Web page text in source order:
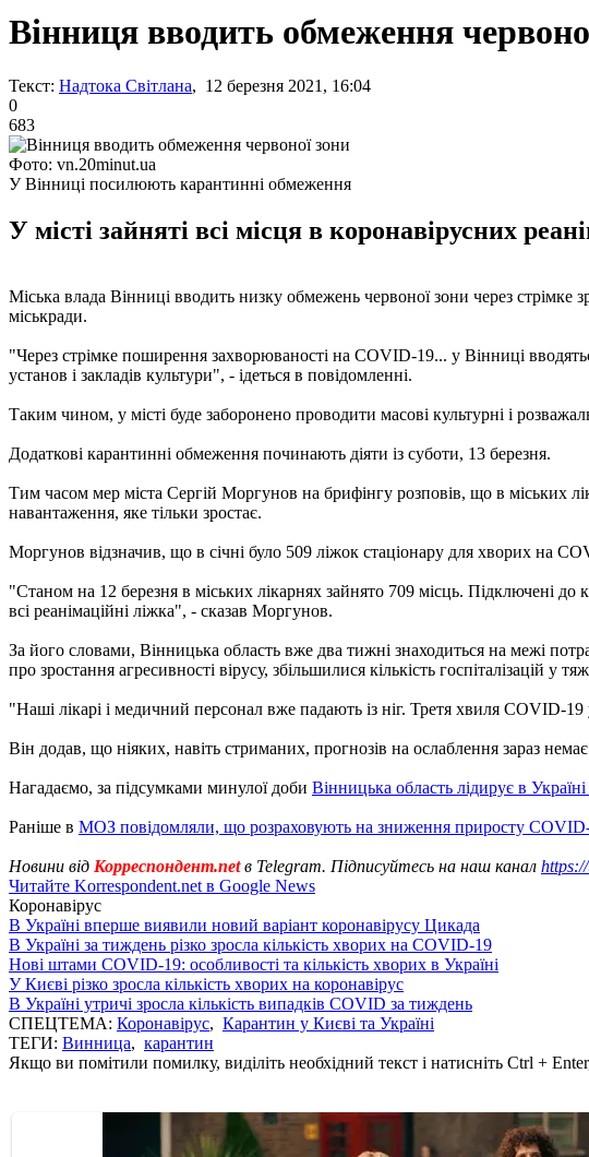
Вінниця вводить обмеження
Текст: Надтока Світлана, 12 березня 2021, 16:04
0
683
Фото: vn.20minut.ua
У Вінниці посилюють карантинні обмеження
У місті зайняті всі місця в коронавірусних
Міська влада Вінниці вводить низку обмежень червоної зони через
міськради.
"Через стрімке поширення захворюваності на COVID-19... у Вінниці
установ і закладів культури", - ідеться в повідомленні.
Таким чином, у місті буде заборонено проводити масові культурні і
Додаткові карантинні обмеження починають діяти із суботи, 13 березня.
Тим часом мер міста Сергій Моргунов на брифінгу розповів, що в міських
навантаження, яке тільки зростає.
Моргунов відзначив, що в січні було 509 ліжок стаціонару для хворих на
"Станом на 12 березня в міських лікарнях зайнято 709 місць. Підключені
всі реанімаційні ліжка", - сказав Моргунов.
За його словами, Вінницька область вже два тижні знаходиться на межі
про зростання агресивності вірусу, збільшилися кількість госпіталізацій у
"Наші лікарі і медичний персонал вже падають із ніг. Третя хвиля COVID-
Він додав, що ніяких, навіть стриманих, прогнозів на ослаблення зараз
Нагадаємо, за підсумками минулої доби Вінницька область лідирує в
Раніше в МОЗ повідомляли, що розраховують на зниження приросту
Новини від Корреспондент.netв Telegram. Підписуйтесь на наш канал
Читайте Korrespondent.net в Google News
Коронавірус
В Україні вперше виявили новий варіант коронавірусу Цикада
В Україні за тиждень різко зросла кількість хворих на COVID-19
Нові штами COVID-19: особливості та кількість хворих в Україні
У Києві різко зросла кількість хворих на коронавірус
В Україні утричі зросла кількість випадків COVID за тиждень
СПЕЦТЕМА: Коронавірус, Карантин у Києві та Україні
ТЕГИ: Винница, карантин
Якщо ви помітили помилку, виділіть необхідний текст і натисніть Ctrl +